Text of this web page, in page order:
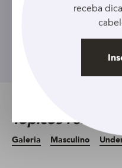
Tópicos
Galeria Masculino
receba